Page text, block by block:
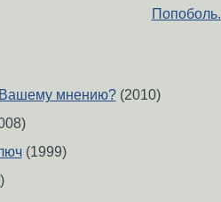
Попоболь.
Вашему мнению?(2010)
(1999)